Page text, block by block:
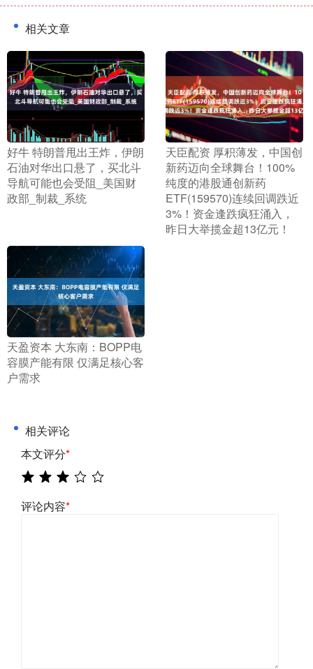
相关文章
​好牛 特朗普甩出王炸，伊朗
石油对华出口悬了，买北斗
导航可能也会受阻_美国财
政部_制裁_系统
​天臣配资 厚积薄发，中国创
新药迈向全球舞台！100%
纯度的港股通创新药
ETF(159570)连续回调跌近
3%！资金逢跌疯狂涌入，
昨日大举揽金超13亿元！
​天盈资本 大东南：BOPP电
容膜产能有限 仅满足核心客
户需求
相关评论
本文评分*
评论内容*